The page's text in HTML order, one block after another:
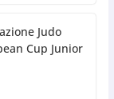
Judo
Cup Junior